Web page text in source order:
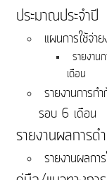
ประมาณประจําปี
แผนการใช้จ่า
รายงาน
เดือน
รายงานการก
รอบ 6 เดือน
รายงานผลการด
รายงานผลกา